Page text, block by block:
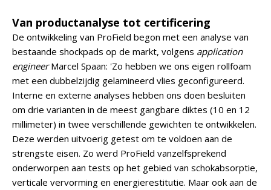
Van productanalyse tot certificering
De ontwikkeling van ProField begon met een analyse van
bestaande shockpads op de markt, volgens application
engineerMarcel Spaan: 'Zo hebben we ons eigen rollfoam
met een dubbelzijdig gelamineerd vlies geconfigureerd.
Interne en externe analyses hebben ons doen besluiten
om drie varianten in de meest gangbare diktes (10 en 12
millimeter) in twee verschillende gewichten te ontwikkelen.
Deze werden uitvoerig getest om te voldoen aan de
strengste eisen. Zo werd ProField vanzelfsprekend
onderworpen aan tests op het gebied van schokabsorptie,
verticale vervorming en energierestitutie. Maar ook aan de